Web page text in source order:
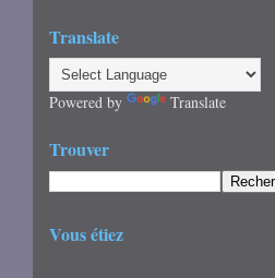
Translate
Powered by Translate
Trouver
Vous étiez